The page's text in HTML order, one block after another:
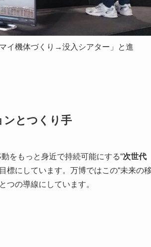
イ機体づくり→没入シアター」と進
とつくり手
をもっと身近で持続可能にする“次世代
標にしています。万博ではこの“未来の
つの導線にしています。